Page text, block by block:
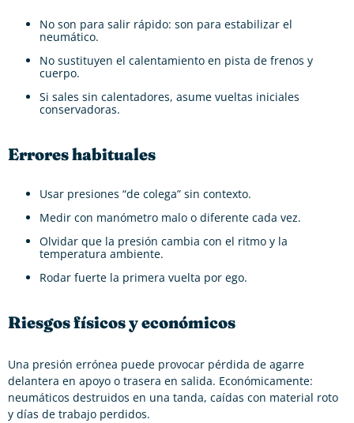
No son para salir rápido: son para estabilizar el
neumático.
No sustituyen el calentamiento en pista de frenos y
cuerpo.
Si sales sin calentadores, asume vueltas iniciales
conservadoras.
Errores habituales
Usar presiones “de colega” sin contexto.
Medir con manómetro malo o diferente cada vez.
Olvidar que la presión cambia con el ritmo y la
temperatura ambiente.
Rodar fuerte la primera vuelta por ego.
Riesgos físicos y económicos
Una presión errónea puede provocar pérdida de agarre
delantera en apoyo o trasera en salida. Económicamente:
neumáticos destruidos en una tanda, caídas con material roto
y días de trabajo perdidos.